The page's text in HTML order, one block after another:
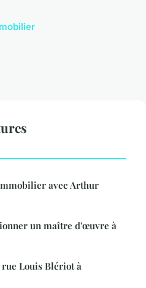
avec Arthur
un maître d'œuvre à
Louis Blériot à